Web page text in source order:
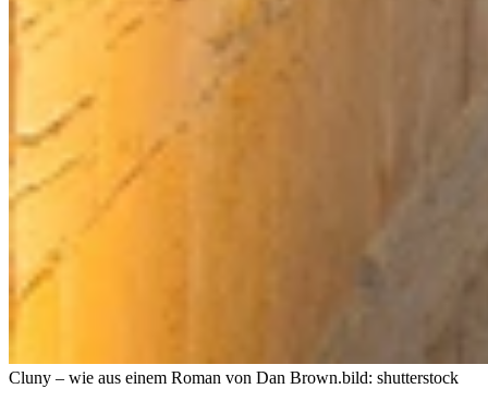
Cluny – wie aus einem Roman von Dan Brown.bild: shutterstock